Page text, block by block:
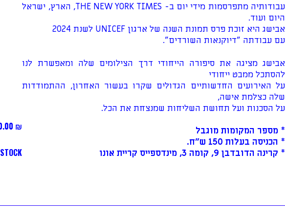
עבודותיה מתפרסמות מידי יום ב- THE NEW YORK TIMES, הארץ, ישראל
היום ועוד.
אבישג היא זוכת פרס תמונת השנה של ארגון UNICEF לשנת 2024
עם עבודתה "דיוקנאות השורדים".
אבישג מציגה את סיפורה הייחודי דרך הצילומים שלה ומאפשרת לנו
להסתכל ממבט ייחודי
על האירועים החדשותיים הגדולים שקרו בעשור האחרון, ההתמודדות
שלה כצלמת אישה,
על הסכנות ועל תחושת השליחות שמנצחת את הכל.
* מספר המקומות מוגבל
* הכניסה בעלות 150 ש"ח.
* קרינה הדובדבן 9, קומה 3, מינדספייס קריית אונו
₪